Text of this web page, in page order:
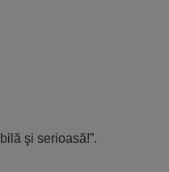
şi serioasă!”.